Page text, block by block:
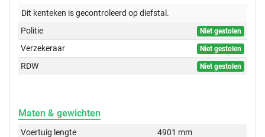
Dit kenteken is gecontroleerd opdiefstal.
Politie
Niet gestolen
Verzekeraar Niet gestolen
RDW Niet gestolen
Maten & gewichten
Voertuig lengte
4901 mm